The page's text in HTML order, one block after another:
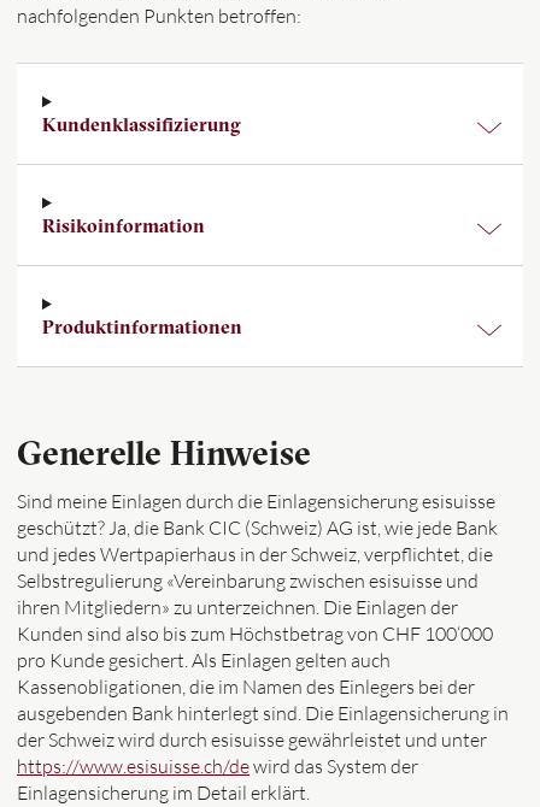
nachfolgenden Punkten betroffen:
Kundenklassifizierung
Risikoinformation
Produktinformationen
Generelle Hinweise
Sind meine Einlagen durch die Einlagensicherung esisuisse
geschützt? Ja, die Bank CIC (Schweiz) AG ist, wie jede Bank
und jedes Wertpapierhaus in der Schweiz, verpflichtet, die
Selbstregulierung «Vereinbarung zwischen esisuisse und
ihren Mitgliedern» zu unterzeichnen. Die Einlagen der
Kunden sind also bis zum Höchstbetrag von CHF 100‘000
pro Kunde gesichert. Als Einlagen gelten auch
Kassenobligationen, die im Namen des Einlegers bei der
ausgebenden Bank hinterlegt sind. Die Einlagensicherung in
der Schweiz wird durch esisuisse gewährleistet und unter
https://www.esisuisse.ch/dewird das System der
Einlagensicherung im Detail erklärt.